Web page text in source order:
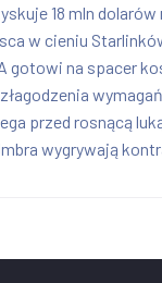
18 mln
w cieniu
gotowi na spacer
przed rosnącą
wygrywają